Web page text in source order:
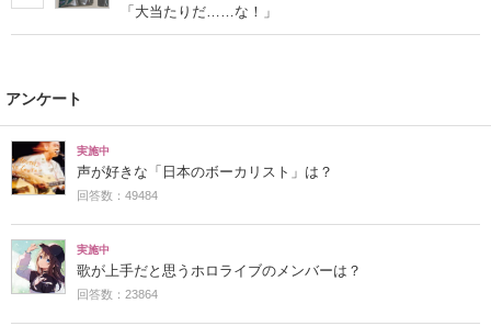
「大当たりだ……な！」
アンケート
実施中
声が好きな「日本のボーカリスト」は？
回答数：49484
実施中
歌が上手だと思うホロライブのメンバーは？
回答数：23864